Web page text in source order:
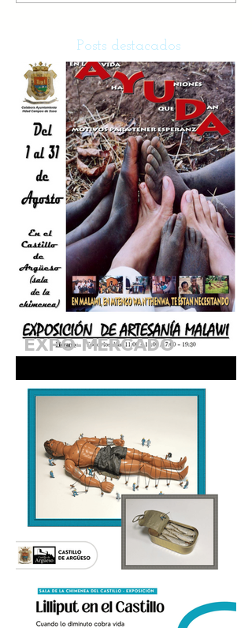
Posts destacados
EXPO-MERCADO
Agosto 2026 (Sala de la